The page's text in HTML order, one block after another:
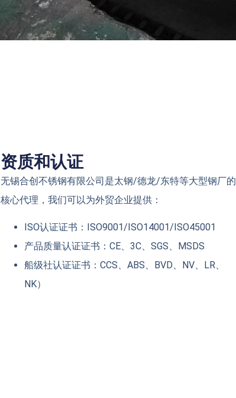
资质和认证
无锡合创不锈钢有限公司是太钢/德龙/东特等大型钢厂的
核心代理，我们可以为外贸企业提供：
ISO认证证书：ISO9001/ISO14001/ISO45001
产品质量认证证书：CE、3C、SGS、MSDS
船级社认证证书：CCS、ABS、BVD、NV、LR、
NK）